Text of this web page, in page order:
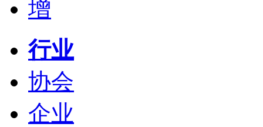
行业
协会
企业